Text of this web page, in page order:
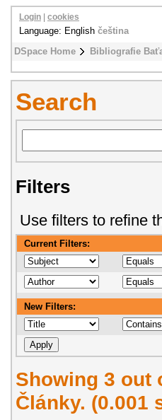
DSpace Home Bibliografie
Login cookies
Language: English čeština
Search
Filters
Use filters to refine
Current Filters:
New Filters:
Showing 3 out
Články. (0.001